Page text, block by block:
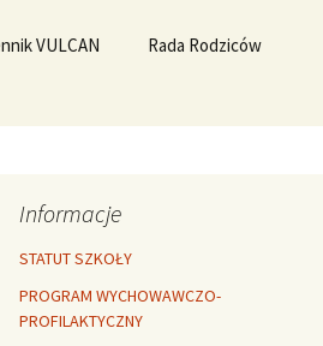
termiczna
Linux
Libre Office
healthy
WF z Klasą
Okuniewska
VULCAN Rada Rodziców
Informacje
STATUT SZKOŁY
PROGRAM WYCHOWAWCZO-
PROFILAKTYCZNY